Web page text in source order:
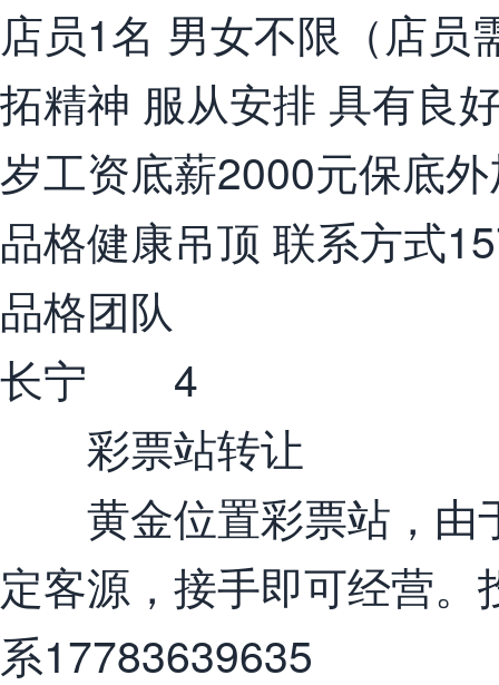
店员1名 男女不限（店员
拓精神 服从安排 具有良
岁工资底薪2000元保底
品格健康吊顶 联系方式
品格团队
长宁 4
彩票站转让
黄金位置彩票站，由
定客源，接手即可经营
系17783639635